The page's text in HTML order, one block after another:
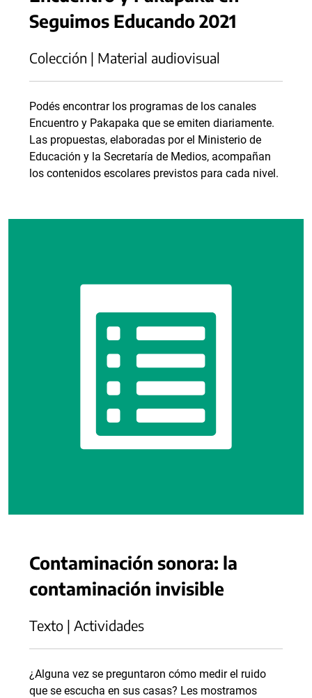
Seguimos Educando 2021
Colección | Material audiovisual
Podés encontrar los programas de los canales
Encuentro y Pakapaka que se emiten diariamente.
Las propuestas, elaboradas por el Ministerio de
Educación y la Secretaría de Medios, acompañan
los contenidos escolares previstos para cada nivel.
Contaminación sonora: la
contaminación invisible
Texto | Actividades
¿Alguna vez se preguntaron cómo medir el ruido
que se escucha en sus casas? Les mostramos